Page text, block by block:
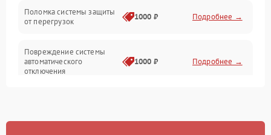
Неисправность управления
Поломка системы защиты
от перегрузок
1000 ₽ Подробнее →
Повреждение системы
автоматического
отключения
1000 ₽ Подробнее →
замыкания